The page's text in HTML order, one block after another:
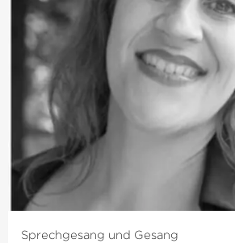
Sprechgesang und Gesang